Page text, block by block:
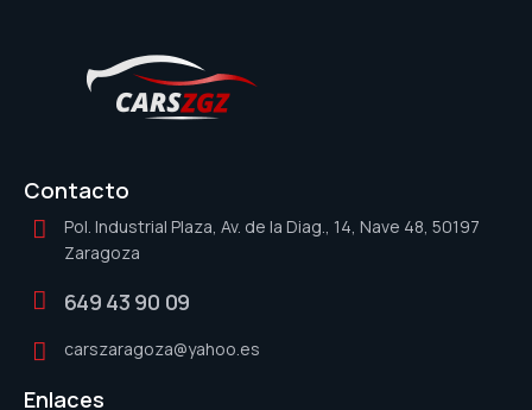
Contacto
Pol. Industrial Plaza, Av. de la Diag., 14, Nave 48, 50197
Zaragoza
649 43 90 09
carszaragoza@yahoo.es
Enlaces